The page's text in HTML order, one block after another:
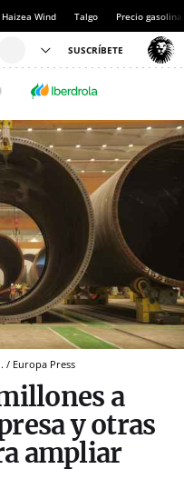
Haizea Wind Talgo Precio gasolina
/ Europa Press
a
y otras
ampliar